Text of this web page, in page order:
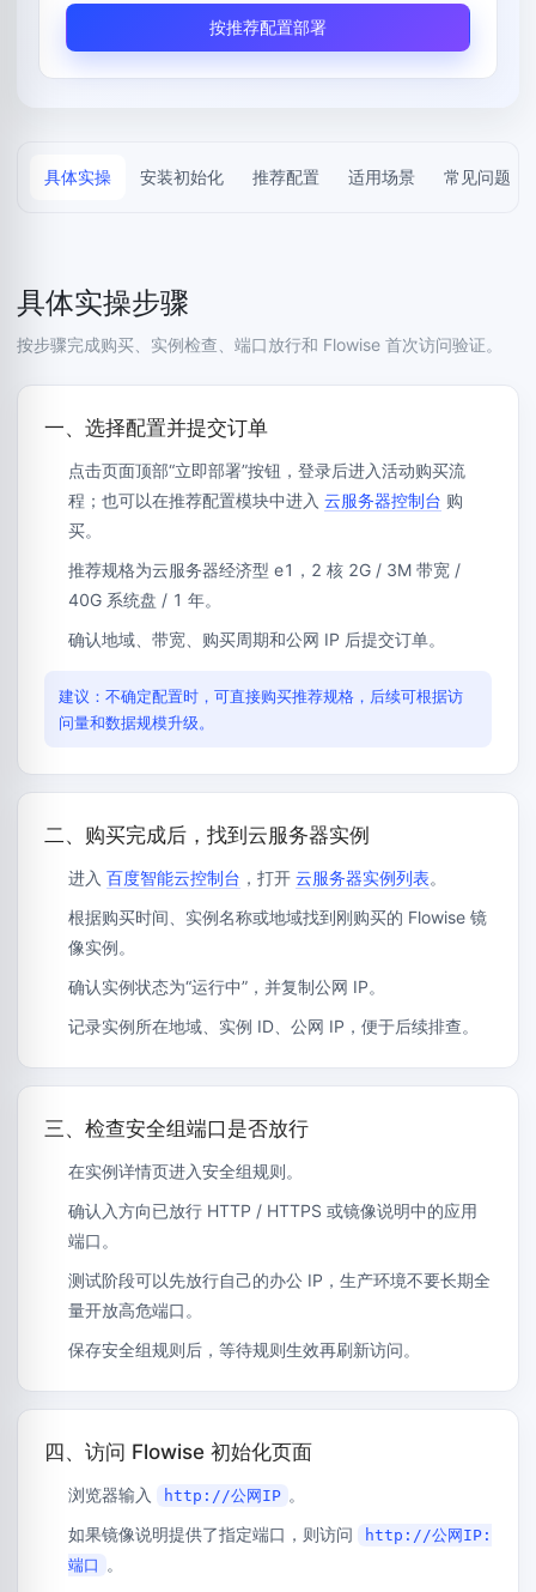
按推荐配置部署
具体实操 安装初始化 推荐配置 适用场景 常见问题
具体实操步骤
按步骤完成购买、实例检查、端口放行和 Flowise 首次访问验证。
一、选择配置并提交订单
点击页面顶部“立即部署”按钮，登录后进入活动购买流
程；也可以在推荐配置模块中进入 云服务器控制台 购
买。
推荐规格为云服务器经济型 e1，2 核 2G / 3M 带宽 /
40G 系统盘 / 1 年。
确认地域、带宽、购买周期和公网 IP 后提交订单。
建议：不确定配置时，可直接购买推荐规格，后续可根据访
问量和数据规模升级。
二、购买完成后，找到云服务器实例
进入 百度智能云控制台 ，打开 云服务器实例列表。
根据购买时间、实例名称或地域找到刚购买的 Flowise 镜
像实例。
确认实例状态为“运行中”，并复制公网 IP。
记录实例所在地域、实例 ID、公网 IP，便于后续排查。
三、检查安全组端口是否放行
在实例详情页进入安全组规则。
确认入方向已放行 HTTP / HTTPS 或镜像说明中的应用
端口。
测试阶段可以先放行自己的办公 IP，生产环境不要长期全
量开放高危端口。
保存安全组规则后，等待规则生效再刷新访问。
四、访问 Flowise 初始化页面
浏览器输入 http://公网IP 。
如果镜像说明提供了指定端口，则访问
http://公网IP:
端口
。